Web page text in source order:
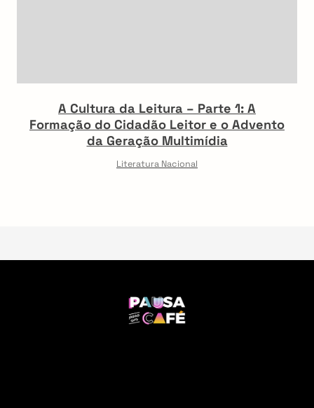
A Cultura da Leitura – Parte 1: A
Formação do Cidadão Leitor e o Advento
da Geração Multimídia
Literatura Nacional